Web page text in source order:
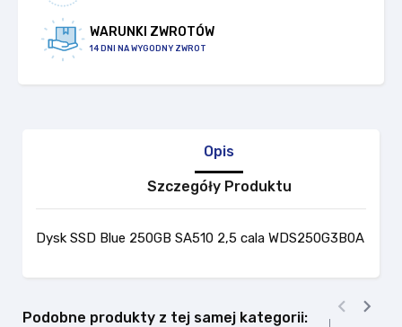
WARUNKI ZWROTÓW
14 DNI NA WYGODNY ZWROT
Opis
Szczegóły Produktu
Dysk SSD Blue 250GB SA510 2,5 cala WDS250G3B0A
Podobne produkty z tej samej kategorii:  